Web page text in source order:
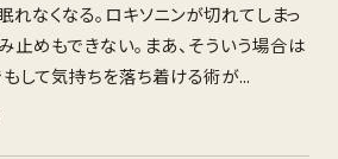
れなくなる。ロキソニンが切れてしまっ
止めもできない。まあ、そういう場合は
して気持ちを落ち着ける術が...